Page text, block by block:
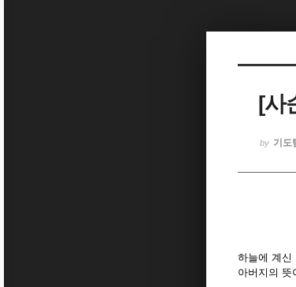
[사
by 기도
하늘에 계
아버지의 뜻
Sketchbook5, 스케치북5
Sketchbook5, 스케치북5